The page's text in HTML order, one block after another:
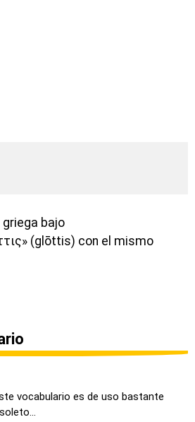
bajo
(glōttis) con el mismo
vocabulario es de uso bastante